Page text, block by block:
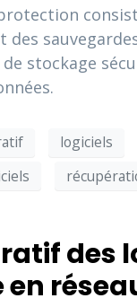
des
stockage
logiciels
des
en